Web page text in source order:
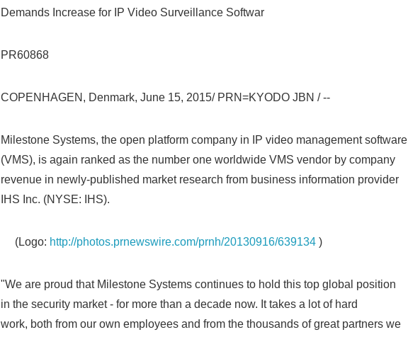
Demands Increase for IP Video Surveillance Softwar
PR60868
COPENHAGEN, Denmark, June 15, 2015/ PRN=KYODO JBN / --
Milestone Systems, the open platform company in IP video management software
(VMS), is again ranked as the number one worldwide VMS vendor by company
revenue in newly-published market research from business information provider
IHS Inc. (NYSE: IHS).
(Logo: http://photos.prnewswire.com/prnh/20130916/639134)
"We are proud that Milestone Systems continues to hold this top global position
in the security market - for more than a decade now. It takes a lot of hard
work, both from our own employees and from the thousands of great partners we